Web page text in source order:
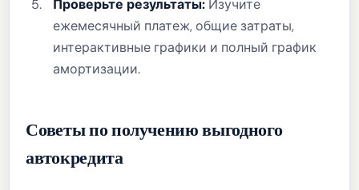
Проверьте результаты: Изучите
ежемесячный платеж, общие затраты,
интерактивные графики и полный график
амортизации.
Советы по получению выгодного
автокредита